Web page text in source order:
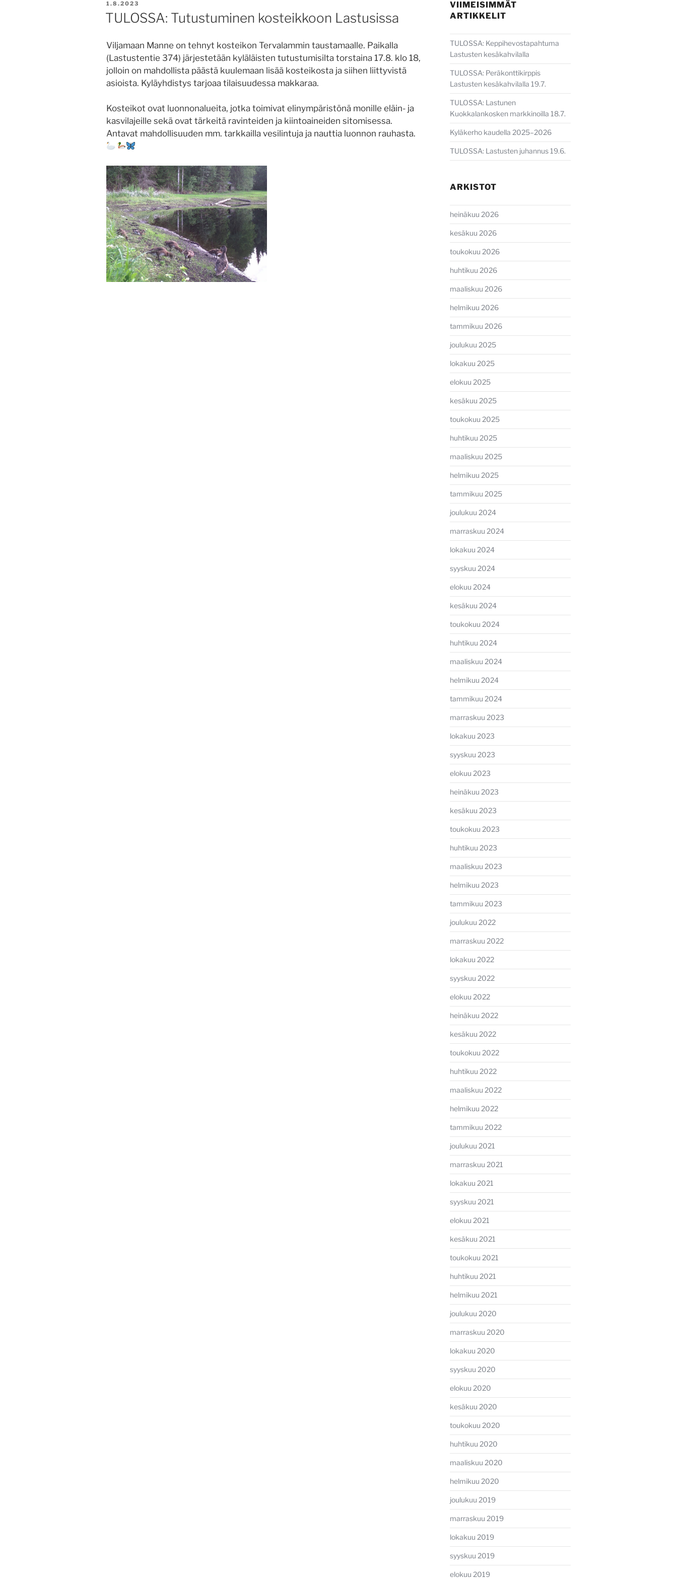
JULKAISTU
1.8.2023
TULOSSA: Tutustuminen kosteikkoon Lastusissa
Viljamaan Manne on tehnyt kosteikon Tervalammin taustamaalle. Paikalla
(Lastustentie 374) järjestetään kyläläisten tutustumisilta torstaina 17.8. klo 18,
jolloin on mahdollista päästä kuulemaan lisää kosteikosta ja siihen liittyvistä
asioista. Kyläyhdistys tarjoaa tilaisuudessa makkaraa.
Kosteikot ovat luonnonalueita, jotka toimivat elinympäristönä monille eläin- ja
kasvilajeille sekä ovat tärkeitä ravinteiden ja kiintoaineiden sitomisessa.
Antavat mahdollisuuden mm. tarkkailla vesilintuja ja nauttia luonnon rauhasta.
VIIMEISIMMÄT
ARTIKKELIT
TULOSSA: Keppihevostapahtuma
Lastusten kesäkahvilalla
TULOSSA: Peräkonttikirppis
Lastusten kesäkahvilalla 19.7.
TULOSSA: Lastunen
Kuokkalankosken markkinoilla 18.7.
Kyläkerho kaudella 2025–2026
TULOSSA: Lastusten juhannus 19.6.
ARKISTOT
heinäkuu 2026
kesäkuu 2026
toukokuu 2026
huhtikuu 2026
maaliskuu 2026
helmikuu 2026
tammikuu 2026
joulukuu 2025
lokakuu 2025
elokuu 2025
kesäkuu 2025
toukokuu 2025
huhtikuu 2025
maaliskuu 2025
helmikuu 2025
tammikuu 2025
joulukuu 2024
marraskuu 2024
lokakuu 2024
syyskuu 2024
elokuu 2024
kesäkuu 2024
toukokuu 2024
huhtikuu 2024
maaliskuu 2024
helmikuu 2024
tammikuu 2024
marraskuu 2023
lokakuu 2023
syyskuu 2023
elokuu 2023
heinäkuu 2023
kesäkuu 2023
toukokuu 2023
huhtikuu 2023
maaliskuu 2023
helmikuu 2023
tammikuu 2023
joulukuu 2022
marraskuu 2022
lokakuu 2022
syyskuu 2022
elokuu 2022
heinäkuu 2022
kesäkuu 2022
toukokuu 2022
huhtikuu 2022
maaliskuu 2022
helmikuu 2022
tammikuu 2022
joulukuu 2021
marraskuu 2021
lokakuu 2021
syyskuu 2021
elokuu 2021
kesäkuu 2021
toukokuu 2021
huhtikuu 2021
helmikuu 2021
joulukuu 2020
marraskuu 2020
lokakuu 2020
syyskuu 2020
elokuu 2020
kesäkuu 2020
toukokuu 2020
huhtikuu 2020
maaliskuu 2020
helmikuu 2020
joulukuu 2019
marraskuu 2019
lokakuu 2019
syyskuu 2019
elokuu 2019